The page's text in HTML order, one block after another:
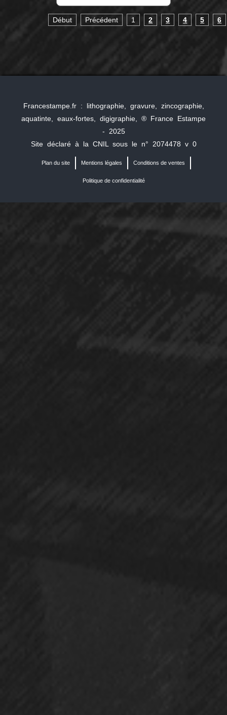
Début Précédent 1 2 3 4 5 6
Francestampe.fr : lithographie, gravure, zincographie,
aquatinte, eaux-fortes, digigraphie, ® France Estampe
- 2025
Site déclaré à la CNIL sous le n° 2074478 v 0
Plan du site Mentions légales Conditions de ventes
Politique de confidentialité